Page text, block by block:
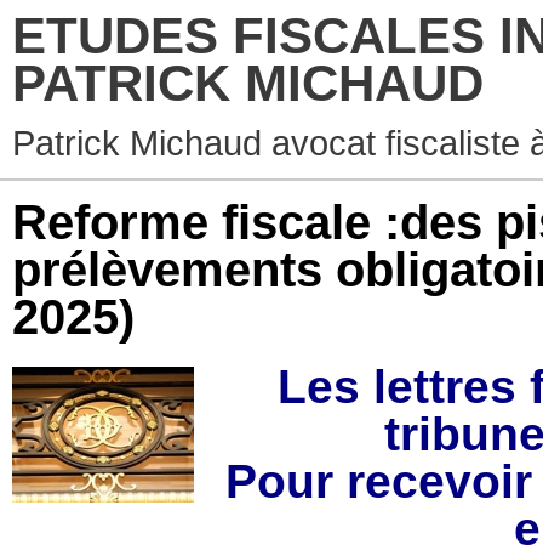
ETUDES FISCALES
PATRICK MICHAUD
Patrick Michaud avocat fiscaliste
Reforme fiscale :des
prélèvements
2025)
Les lettres
Pour